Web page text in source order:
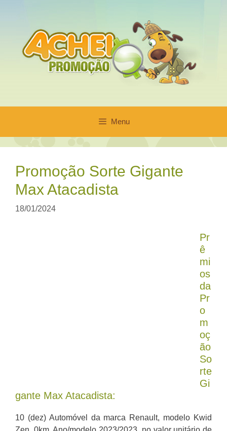
conteúdo
Menu
Promoção Sorte Gigante
Max Atacadista
18/01/2024
Pr
ê
mi
os
da
Pr
o
m
oç
ão
So
rte
Gi
gante Max Atacadista:
10 (dez) Automóvel da marca Renault, modelo Kwid